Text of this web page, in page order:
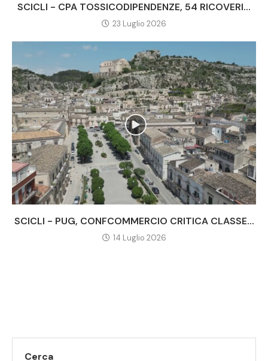
SCICLI - CPA TOSSICODIPENDENZE, 54 RICOVERI...
23 Luglio 2026
SCICLI - PUG, CONFCOMMERCIO CRITICA CLASSE...
14 Luglio 2026
Cerca